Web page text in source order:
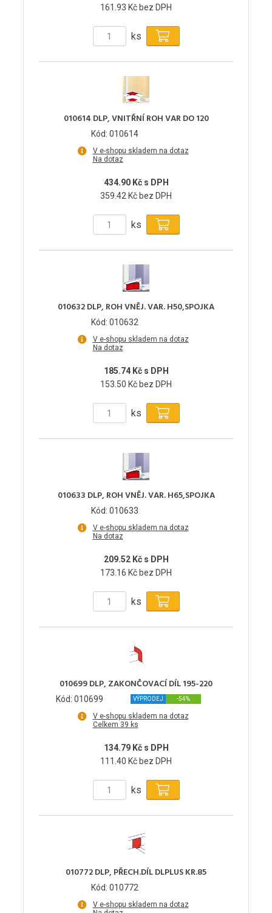
161.93 Kč bez DPH
ks
010614 DLP, VNITŘNÍ ROH VAR DO 120
Kód: 010614
V e-shopu skladem na dotaz
Na dotaz
434.90 Kč s DPH
359.42 Kč bez DPH
ks
010632 DLP, ROH VNĚJ. VAR. H50,SPOJKA
Kód: 010632
V e-shopu skladem na dotaz
Na dotaz
185.74 Kč s DPH
153.50 Kč bez DPH
ks
010633 DLP, ROH VNĚJ. VAR. H65,SPOJKA
Kód: 010633
V e-shopu skladem na dotaz
Na dotaz
209.52 Kč s DPH
173.16 Kč bez DPH
ks
010699 DLP, ZAKONČOVACÍ DÍL 195-220
Kód: 010699 VÝPRODEJ -54%
V e-shopu skladem na dotaz
Celkem 39 ks
134.79 Kč s DPH
111.40 Kč bez DPH
ks
010772 DLP, PŘECH.DÍL DLPLUS KR.85
Kód: 010772
V e-shopu skladem na dotaz